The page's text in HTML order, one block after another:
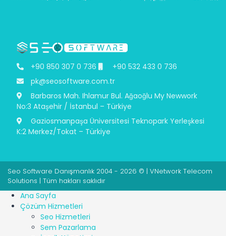
+90 850 307 0 736
+90 532 433 0 736
pk@seosoftware.com.tr
Barbaros Mah. Ihlamur Bul. Ağaoğlu My Newwork
No:3 Ataşehir / İstanbul – Türkiye
Gaziosmanpaşa Üniversitesi Teknopark Yerleşkesi
K:2 Merkez/Tokat – Türkiye
Seo Software Danışmanlık 2004 - 2026 © | VNetwork Telecom
Solutions | Tüm hakları saklıdır
Ana Sayfa
Çözüm Hizmetleri
Seo Hizmetleri
Sem Pazarlama